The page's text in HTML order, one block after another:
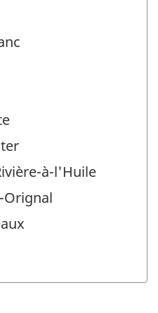
à-l'Huile
Orignal